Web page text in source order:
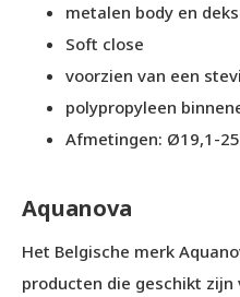
metalen body en
Soft close
voorzien van een
polypropyleen
Afmetingen: Ø19,1-
Aquanova
Het Belgische merk
producten die geschikt zijn